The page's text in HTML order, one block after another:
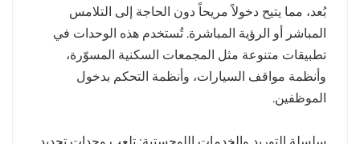
بُعد، مما يتيح دخولاً مريحاً دون الحاجة إلى التلامس
المباشر أو الرؤية المباشرة. تُستخدم هذه الوحدات في
تطبيقات متنوعة مثل المجمعات السكنية المسوّرة،
وأنظمة مواقف السيارات، وأنظمة التحكم بدخول
الموظفين.